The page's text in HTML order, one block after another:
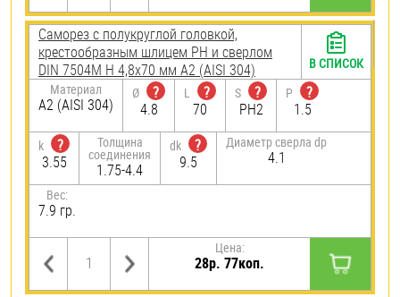
Саморез с полукруглой головкой,
крестообразным шлицем PH и сверлом
DIN 7504M H 4,8х70 мм А2 (AISI 304)
Материал
А2 (AISI 304)
Ø
?
4.8
L
?
70
S
?
PH2
P
?
1.5
k
?
3.55
Толщина
соединения
1.75-4.4
dk
?
9.5
Диаметр сверла dp
4.1
Вес:
7.9 гр.
Цена:
28р. 77коп.
В СПИСОК